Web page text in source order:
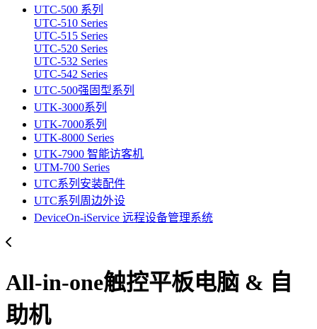
UTC-500 系列
UTC-510 Series
UTC-515 Series
UTC-520 Series
UTC-532 Series
UTC-542 Series
UTC-500强固型系列
UTK-3000系列
UTK-7000系列
UTK-8000 Series
UTK-7900 智能访客机
UTM-700 Series
UTC系列安装配件
UTC系列周边外设
DeviceOn-iService 远程设备管理系统
All-in-one触控平板电脑 & 自
助机